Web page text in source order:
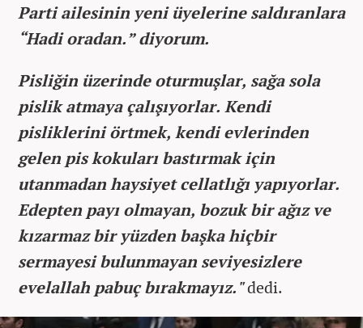
Parti ailesinin yeni üyelerine saldıranlara
“Hadi oradan.” diyorum.
Pisliğin üzerinde oturmuşlar, sağa sola
pislik atmaya çalışıyorlar. Kendi
pisliklerini örtmek, kendi evlerinden
gelen pis kokuları bastırmak için
utanmadan haysiyet cellatlığı yapıyorlar.
Edepten payı olmayan, bozuk bir ağız ve
kızarmaz bir yüzden başka hiçbir
sermayesi bulunmayan seviyesizlere
evelallah pabuç bırakmayız."dedi.